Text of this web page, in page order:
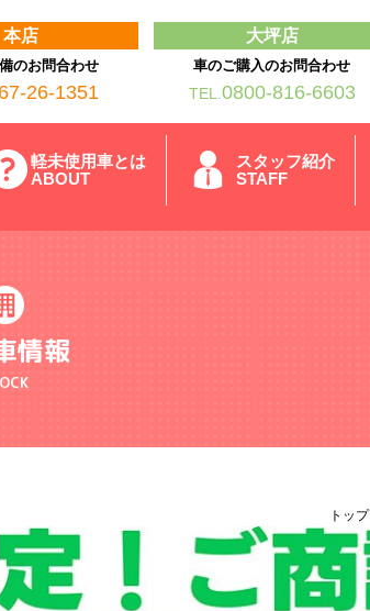
本店
のお問合わせ
26-1351
大坪店
車のご購入のお問合わせ
TEL. 0800-816-6603
軽未使用車とは
ABOUT
スタッフ紹介
STAFF
情報
トップ